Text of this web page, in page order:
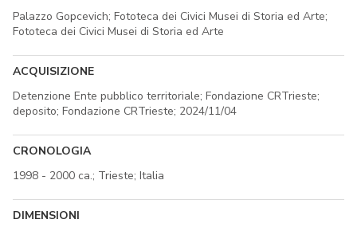
Palazzo Gopcevich; Fototeca dei Civici Musei di Storia ed Arte;
Fototeca dei Civici Musei di Storia ed Arte
ACQUISIZIONE
Detenzione Ente pubblico territoriale; Fondazione CRTrieste;
deposito; Fondazione CRTrieste; 2024/11/04
CRONOLOGIA
1998 - 2000 ca.; Trieste; Italia
DIMENSIONI